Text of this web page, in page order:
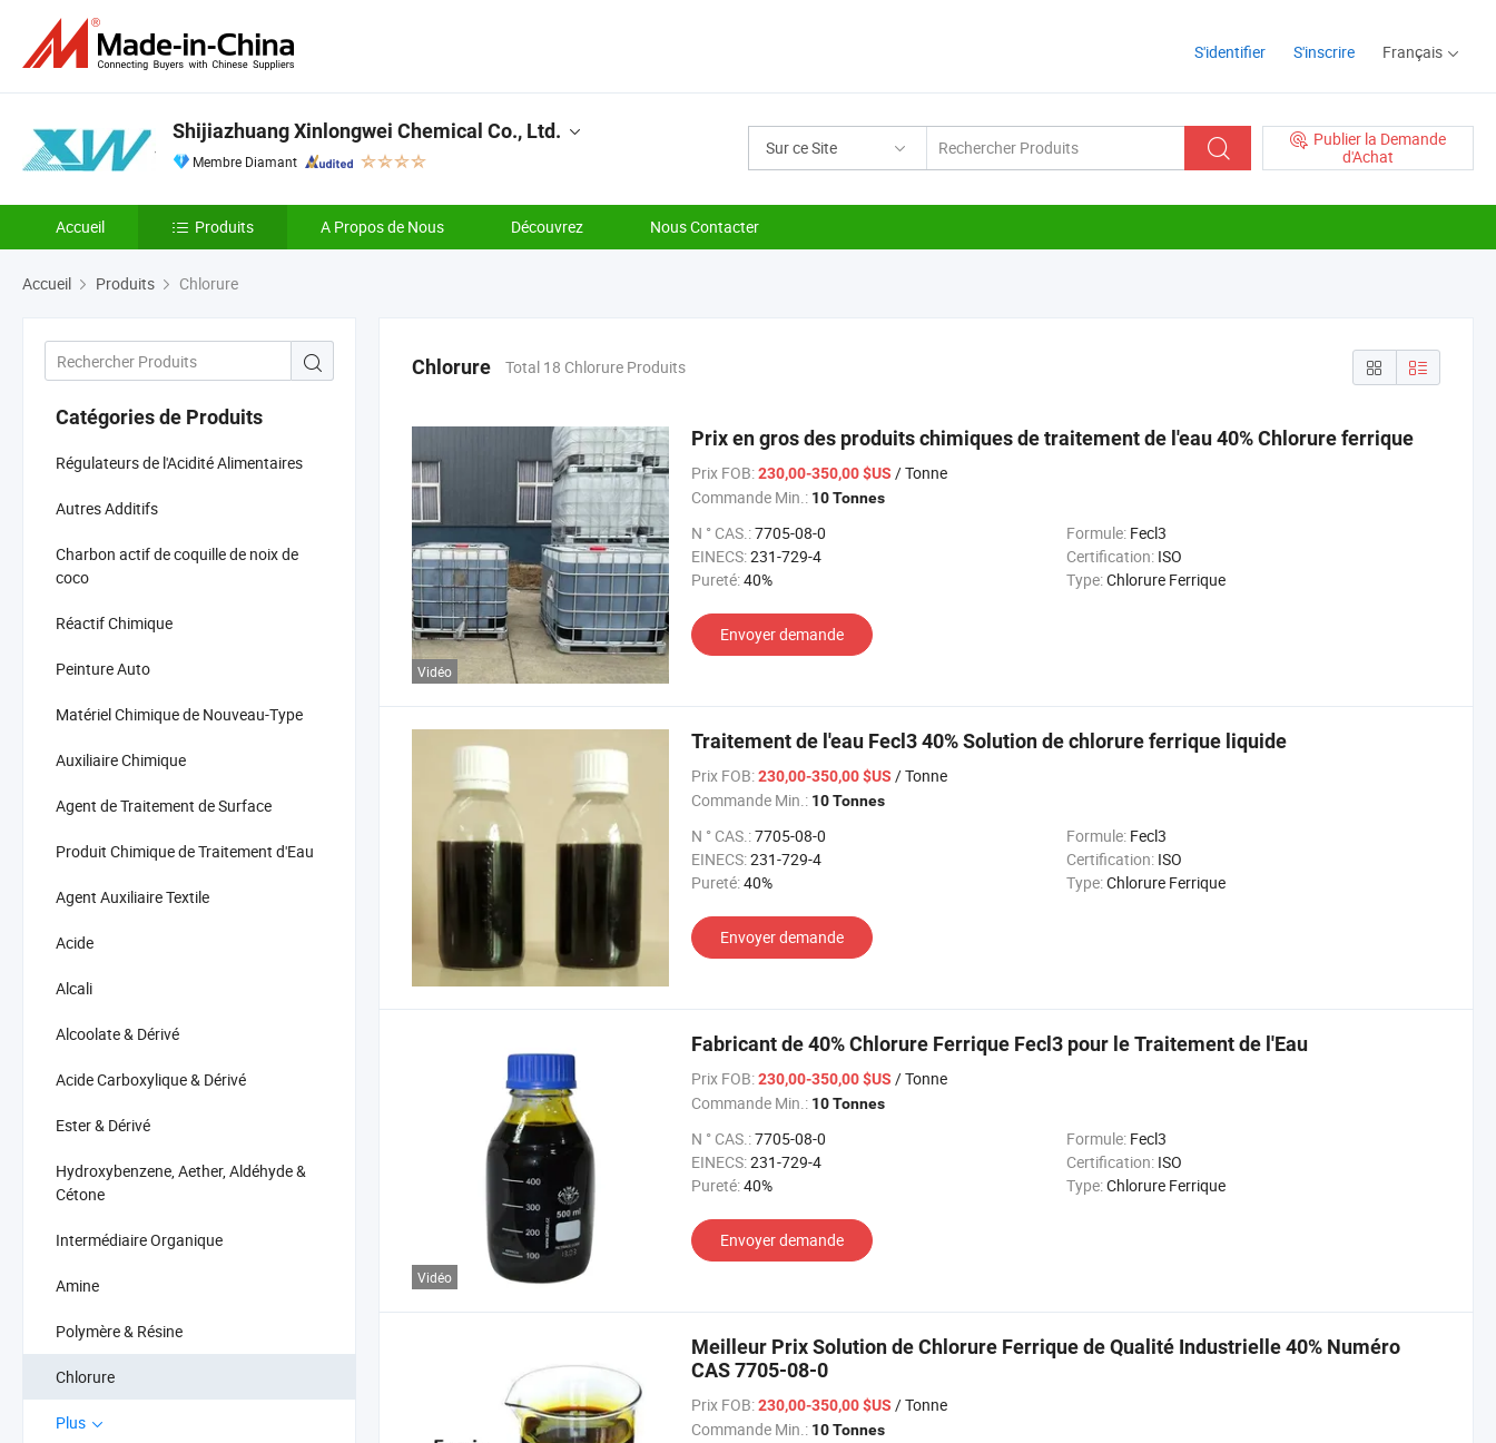
S'identifier S'inscrire Français
Sur ce Site
Publier la Demande
d'Achat
Shijiazhuang Xinlongwei Chemical Co., Ltd.
Membre Diamant
Accueil Produits A Propos de Nous Découvrez Nous Contacter
Accueil Produits Chlorure
Catégories de Produits
Régulateurs de l'Acidité Alimentaires
Autres Additifs
Charbon actif de coquille de noix de
coco
Réactif Chimique
Peinture Auto
Matériel Chimique de Nouveau-Type
Auxiliaire Chimique
Agent de Traitement de Surface
Produit Chimique de Traitement d'Eau
Agent Auxiliaire Textile
Acide
Alcali
Alcoolate & Dérivé
Acide Carboxylique & Dérivé
Ester & Dérivé
Hydroxybenzene, Aether, Aldéhyde &
Cétone
Intermédiaire Organique
Amine
Polymère & Résine
Chlorure
Plus
Chlorure Total 18 Chlorure Produits
Vidéo
Prix en gros des produits chimiques de traitement de l'eau 40% Chlorure ferrique
Prix FOB:230,00-350,00 $US / Tonne
Commande Min.: 10 Tonnes
N ° CAS.:7705-08-0 Formule: Fecl3
EINECS:231-729-4 Certification: ISO
Pureté:40% Type:Chlorure Ferrique
Envoyer demande
Traitement de l'eau Fecl3 40% Solution de chlorure ferrique liquide
Prix FOB:230,00-350,00 $US / Tonne
Commande Min.: 10 Tonnes
N ° CAS.:7705-08-0 Formule: Fecl3
EINECS:231-729-4 Certification: ISO
Pureté:40% Type:Chlorure Ferrique
Envoyer demande
Vidéo
Fabricant de 40% Chlorure Ferrique Fecl3 pour le Traitement de l'Eau
Prix FOB:230,00-350,00 $US / Tonne
Commande Min.: 10 Tonnes
N ° CAS.:7705-08-0 Formule: Fecl3
EINECS:231-729-4 Certification: ISO
Pureté:40% Type:Chlorure Ferrique
Envoyer demande
Meilleur Prix Solution de Chlorure Ferrique de Qualité Industrielle 40% Numéro
CAS 7705-08-0
Prix FOB:230,00-350,00 $US / Tonne
Commande Min.: 10 Tonnes